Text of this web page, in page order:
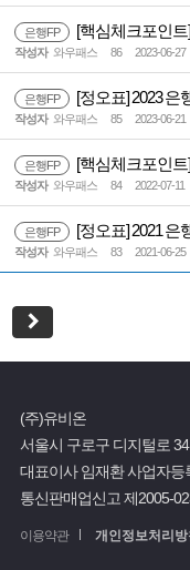
은행FP [핵심체크포인트
작성자 와우패스 86 2023-06-27
은행FP [정오표] 2023
작성자 와우패스 85 2023-06-21
은행FP [핵심체크포인트
작성자 와우패스 84 2022-07-11
은행FP [정오표] 2021
작성자 와우패스 83 2021-06-25
(주)유비온
서울시 구로구 디지털로
대표이사 임재환 사업자등
통신판매업신고 제2005-
이용약관 개인정보처리방